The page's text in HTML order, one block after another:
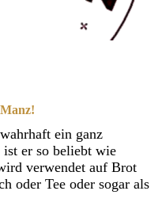
ein ganz
ist er so beliebt wie
verwendet auf Brot
oder Tee oder sogar als